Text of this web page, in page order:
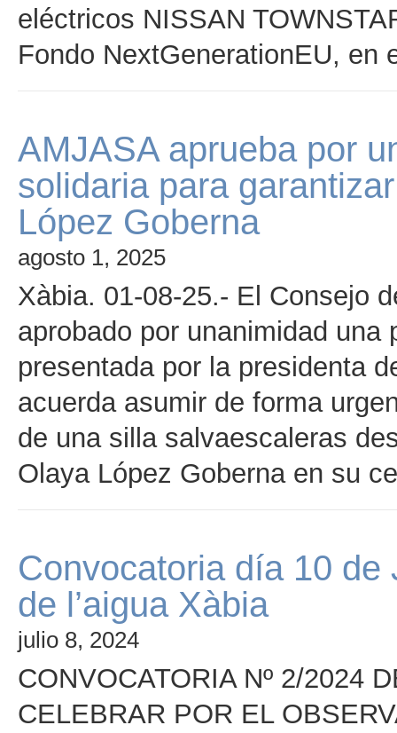
eléctricos NISSAN
Fondo NextGenerationEU,
AMJASA aprueba por
solidaria para
López Goberna
agosto 1, 2025
Xàbia. 01-08-25.- El Consejo
aprobado por unanimidad
presentada por la presidenta
acuerda asumir de forma
de una silla salvaescaleras
Olaya López Goberna en su
Convocatoria día 10
de l’aigua Xàbia
julio 8, 2024
CONVOCATORIA Nº 2/2024
CELEBRAR POR EL